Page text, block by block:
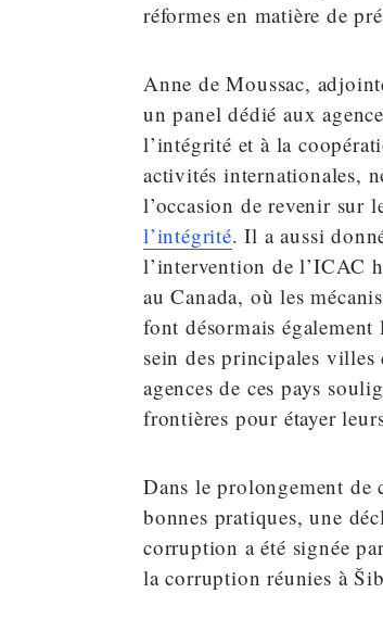
réformes en matière de
Anne de Moussac,
un panel dédié aux
l’intégrité et à la
activités internationales,
l’occasion de revenir sur
l’intégrité. Il a aussi
l’intervention de l’ICAC
au Canada, où les
font désormais
sein des principales
agences de ces pays
frontières pour étayer
Dans le prolongement de
bonnes pratiques, une
corruption a été signée
la corruption réunies à